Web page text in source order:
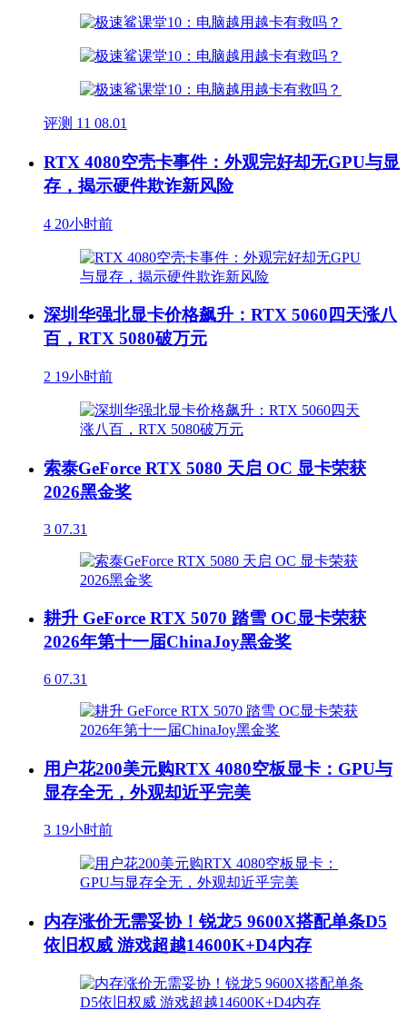
评测 11 08.01
RTX 4080空壳卡事件：外观完好却无GPU与显
存，揭示硬件欺诈新风险
4 20小时前
深圳华强北显卡价格飙升：RTX 5060四天涨八
百，RTX 5080破万元
2 19小时前
索泰GeForce RTX 5080 天启 OC 显卡荣获
2026黑金奖
3 07.31
耕升 GeForce RTX 5070 踏雪 OC显卡荣获
2026年第十一届ChinaJoy黑金奖
6 07.31
用户花200美元购RTX 4080空板显卡：GPU与
显存全无，外观却近乎完美
3 19小时前
内存涨价无需妥协！锐龙5 9600X搭配单条D5
依旧权威 游戏超越14600K+D4内存